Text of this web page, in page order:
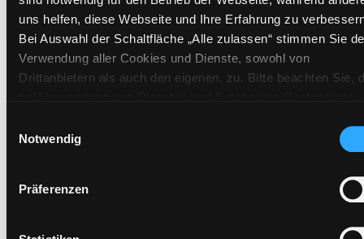
uns helfen, diese Webseite und Ihre Erfahrung zu
Bei Auswahl der Schaltfläche „Alle zulassen“ stimmen Sie
Verwendung aller Cookies und Dienste, sowohl von
Drittanbietern als auch den eigenen, zu. Bitte beachten Sie,
(Länder außerhalb des EWR ohne adäquates
Datenschutzniveau) stattfinden kann. In diesem
ausgeschlossen werden. Eine Verarbeitung durch solche
Einwilligung erteilen („Auswahl erlauben“) oder auf die
Notwendig
Präferenzen
Status:Verfügbar
Vorbestellungen:0
Mediengruppe: Sprachtrainingspaket
Frist:
Standort 3: